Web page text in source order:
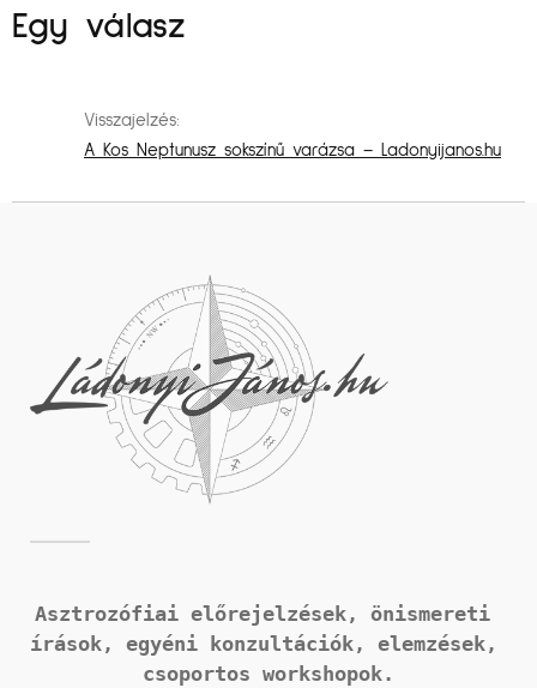
Egy válasz
Visszajelzés:
A Kos Neptunusz sokszínű varázsa – Ladonyijanos.hu
Asztrozófiai előrejelzések, önismereti
írások,
csoportos workshopok.